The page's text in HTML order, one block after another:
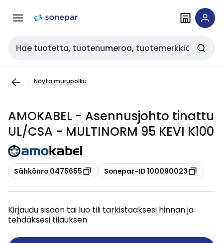
navigointiinsisältöön
Haku
Näytä murupolku
AMOKABEL - Asennusjohto tinattu
UL/CSA - MULTINORM 95 KEVI K100
Kopioi
Sähkönro 0475655 Kopioi
Sonepar-ID 100090023
Kirjaudu sisään tai luo tili tarkistaaksesi hinnan ja
tehdäksesi tilauksen